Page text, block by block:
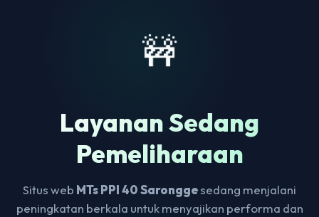
🚧
Layanan Sedang
Pemeliharaan
Situs web MTs PPI 40 Saronggesedang menjalani
peningkatan berkala untuk menyajikan performa dan